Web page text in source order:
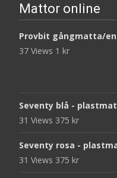
Mattor online
Provbit gångmatta/
37 Views 1 kr
Seventy blå -
31 Views 375 kr
Seventy rosa -
31 Views 375 kr